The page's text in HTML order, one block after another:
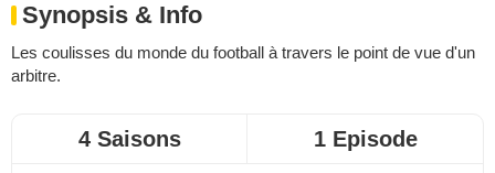
Synopsis & Info
Les coulisses du monde du football à travers le point de vue d'un
arbitre.
4 Saisons 1 Episode